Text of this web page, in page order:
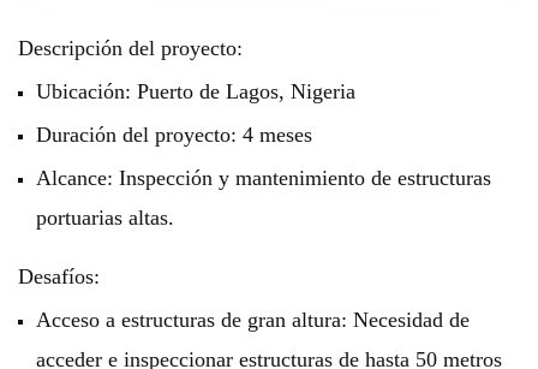
Descripción del proyecto:
Ubicación: Puerto de Lagos, Nigeria
Duración del proyecto: 4 meses
Alcance: Inspección y mantenimiento de estructuras
portuarias altas.
Desafíos:
Acceso a estructuras de gran altura: Necesidad de
acceder e inspeccionar estructuras de hasta 50 metros